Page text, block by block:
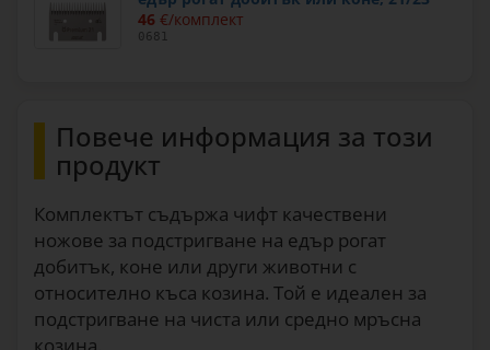
46 €/комплект
0681
Повече информация за този
продукт
Комплектът съдържа чифт качествени
ножове за подстригване на едър рогат
добитък, коне или други животни с
относително къса козина. Той е идеален за
подстригване на чиста или средно мръсна